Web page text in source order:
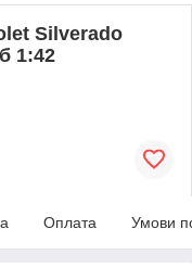
Silverado
1:42
Оплата Умови